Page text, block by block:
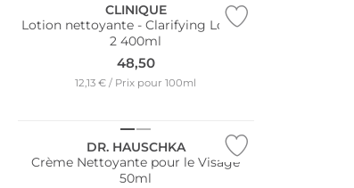
CLINIQUE
Lotion nettoyante - Clarifying Lotion
2 400ml
48,50
12,13 € / Prix pour 100ml
Meilleures ventes
DR. HAUSCHKA
Crème Nettoyante pour le Visage
50ml